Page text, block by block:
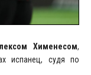
Хименесом,
испанец, судя по